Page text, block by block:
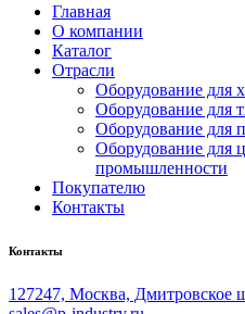
Главная
О компании
Каталог
Отрасли
Оборудование для
Оборудование для
Оборудование для
Оборудование для
промышленности
Покупателю
Контакты
Контакты
127247, Москва, Дмитровское